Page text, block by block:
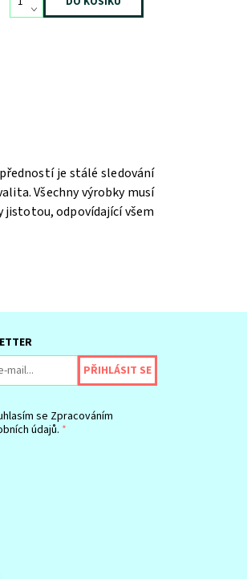
je stálé sledování
Všechny výrobky musí
jistotou, odpovídající všem
se Zpracováním
údajů.